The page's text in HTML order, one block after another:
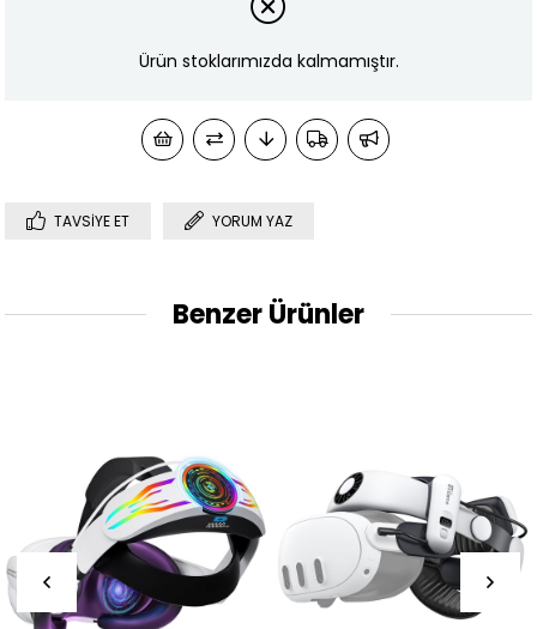
Ürün stoklarımızda kalmamıştır.
TAVSIYE ET YORUM YAZ
Benzer Ürünler